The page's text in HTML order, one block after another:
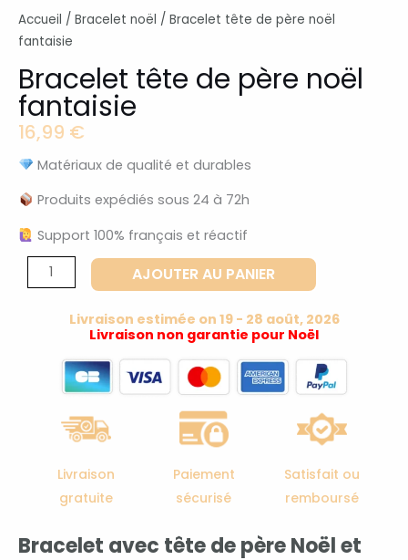
Accueil / Bracelet noël / Bracelet tête de père noël
fantaisie
Bracelet tête de père noël
fantaisie
16,99 €
Matériaux de qualité et durables
Produits expédiés sous 24 à 72h
Support 100% français et réactif
fantaisie
AJOUTER AU PANIER
Livraison estimée on 19 - 28 août, 2026
Livraison non garantie pour Noël
Livraison
gratuite
Paiement
sécurisé
Satisfait ou
remboursé
Bracelet avec tête de père Noël et